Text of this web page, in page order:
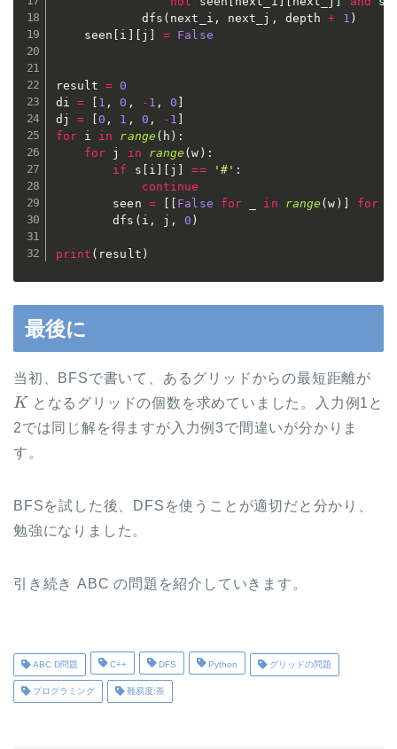
            dfs
( next_i , next_j , depth + 1 )
    seen
[ i ] [ j ] = False
result = 0
di = [ 1 , 0 , - 1 , 0 ]
dj = [0 , 1 , 0 , - 1 ]
for i in range ( h ) :
for j in range (w ) :
if
s [ i ] [ j ] == '#' :
continue
        seen
= [ [ False for in range (w ) ] for
        dfs
( i , j , 0 )
print ( result )
最後に
当初、BFSで書いて、あるグリッドからの最短距離が
K
となるグリッドの個数を求めていました。入力例1と
2では同じ解を得ますが入力例3で間違いが分かりま
す。
BFSを試した後、DFSを使うことが適切だと分かり、
勉強になりました。
引き続き ABC の問題を紹介していきます。
ABC D問題 C++ DFS Python グリッドの問題
プログラミング 難易度:茶